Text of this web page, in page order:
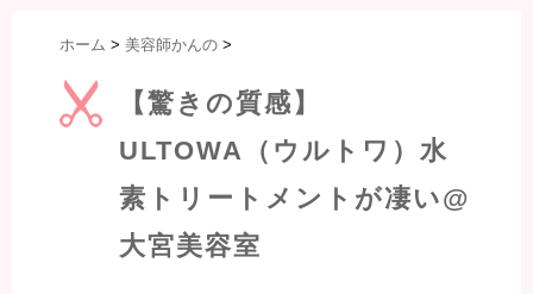
ホーム > 美容師かんの >
【驚きの質感】
ULTOWA（ウルトワ）水
素トリートメントが凄い@
大宮美容室